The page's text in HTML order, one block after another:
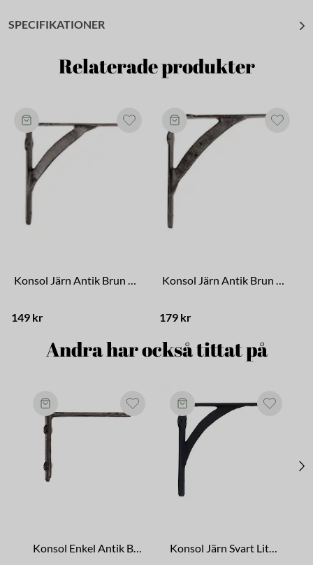
SPECIFIKATIONER
Relaterade produkter
Konsol Järn Antik Brun Liten
149 kr
Konsol Järn Antik Brun Stor
179 kr
Andra har också tittat på
Konsol Enkel Antik Brun Stor Konsol Järn Svart Liten